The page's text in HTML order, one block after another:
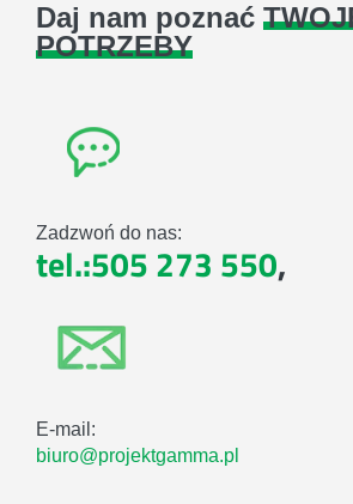
Daj nam poznać
POTRZEBY
Zadzwoń do nas:
tel.:505 273 550,
E-mail:
biuro@projektgamma.pl